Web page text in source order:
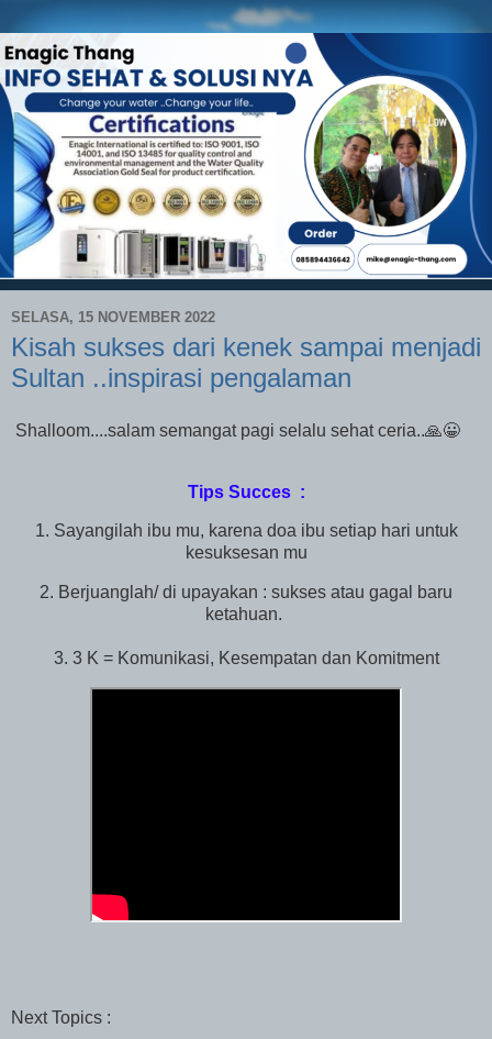
SELASA, 15 NOVEMBER 2022
Kisah sukses dari kenek sampai menjadi
Sultan ..inspirasi pengalaman
Shalloom....salam semangat pagi selalu sehat ceria..🙏😀
Tips Succes :
1. Sayangilah ibu mu, karena doa ibu setiap hari untuk
kesuksesan mu
2. Berjuanglah/ di upayakan : sukses atau gagal baru
ketahuan.
3. 3 K = Komunikasi, Kesempatan dan Komitment
Next Topics :